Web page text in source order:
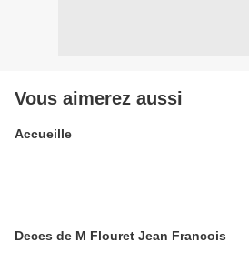
Vous aimerez aussi
Accueille
Deces de M Flouret Jean Francois